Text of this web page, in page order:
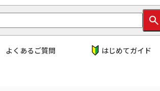
よくあるご質問 はじめてガイド